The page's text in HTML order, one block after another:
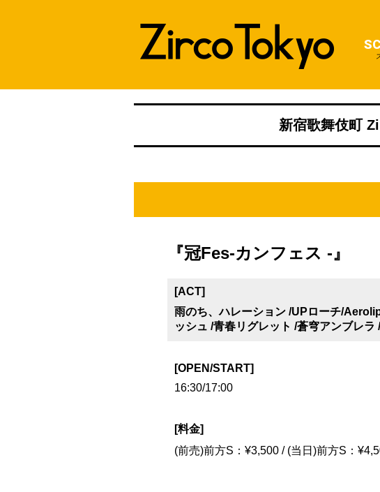
新宿歌舞伎町
『冠Fes-カンフェス -』
[ACT]
雨のち、ハレーション /UPローチ/
ッシュ /青春リグレット /蒼穹アンブレラ
[OPEN/START]
16:30/17:00
[料金]
(前売)前方S：¥3,500 / (当日)前方S：